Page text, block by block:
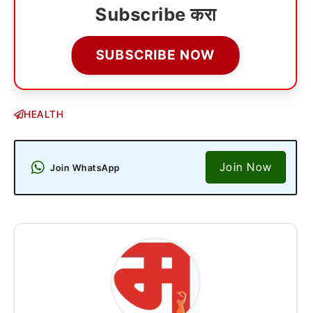
Subscribe करा
SUBSCRIBE NOW
HEALTH
Join WhatsApp Join Now